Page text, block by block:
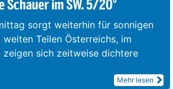
Schauer im SW. 5/20°
sorgt weiterhin für sonnigen
Teilen Österreichs, im
zeigen sich zeitweise dichtere
Mehr lesen